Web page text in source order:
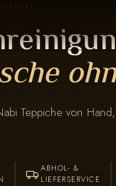
Teppiche von Hand,
ABHOL- &
LIEFERSERVICE